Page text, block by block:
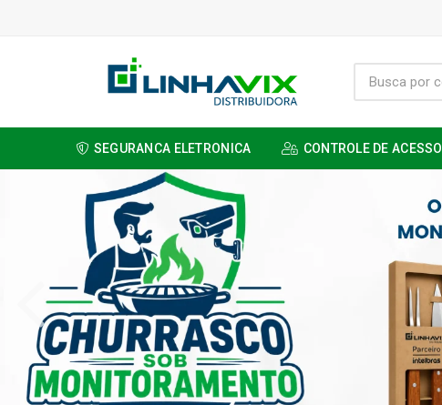
SEGURANCA ELETRONICA CONTROLE DE ACESSO